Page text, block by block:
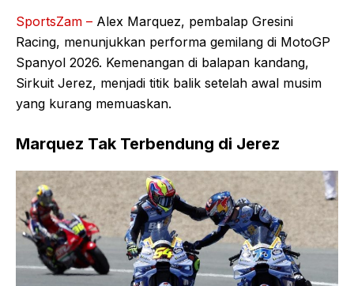
SportsZam – Alex Marquez, pembalap Gresini
Racing, menunjukkan performa gemilang di MotoGP
Spanyol 2026. Kemenangan di balapan kandang,
Sirkuit Jerez, menjadi titik balik setelah awal musim
yang kurang memuaskan.
Marquez Tak Terbendung di Jerez